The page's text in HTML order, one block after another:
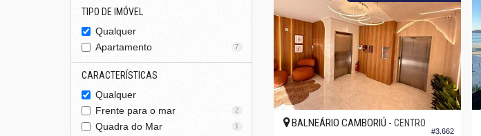
TIPO DE IMÓVEL
Qualquer
Apartamento
7
CARACTERÍSTICAS
Qualquer
Frente para o mar
2
Quadra do Mar 1
#3.662
BALNEÁRIO CAMBORIÚ - CENTRO